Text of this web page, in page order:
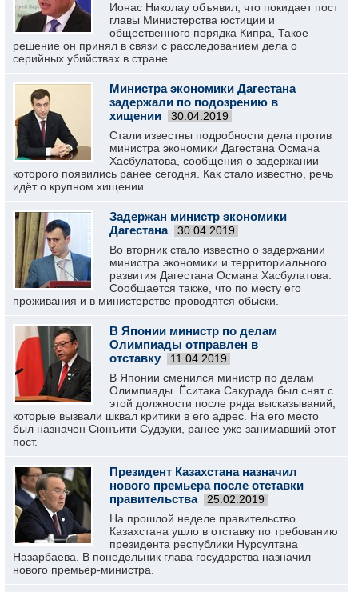
Ионас Николау объявил, что покидает пост
главы Министерства юстиции и
общественного порядка Кипра, Такое
решение он принял в связи с расследованием дела о
серийных убийствах в стране.
Министра экономики Дагестана
задержали по подозрению в
хищении
30.04.2019
Стали известны подробности дела против
министра экономики Дагестана Османа
Хасбулатова, сообщения о задержании
которого появились ранее сегодня. Как стало известно, речь
идёт о крупном хищении.
Задержан министр экономики
Дагестана
30.04.2019
Во вторник стало известно о задержании
министра экономики и территориального
развития Дагестана Османа Хасбулатова.
Сообщается также, что по месту его
проживания и в министерстве проводятся обыски.
В Японии министр по делам
Олимпиады отправлен в
отставку
11.04.2019
В Японии сменился министр по делам
Олимпиады. Ёситака Сакурада был снят с
этой должности после ряда высказываний,
которые вызвали шквал критики в его адрес. На его место
был назначен Сюнъити Судзуки, ранее уже занимавший этот
пост.
Президент Казахстана назначил
нового премьера после отставки
правительства
25.02.2019
На прошлой неделе правительство
Казахстана ушло в отставку по требованию
президента республики Нурсултана
Назарбаева. В понедельник глава государства назначил
нового премьер-министра.